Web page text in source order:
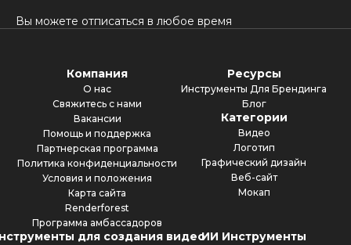
Вы можете отписаться в любое время
Компания
О нас
Свяжитесь с нами
Вакансии
Помощь и поддержка
Партнерская программа
Политика конфиденциальности
Условия и положения
Карта сайта
Renderforest
Программа амбассадоров
Ресурсы
Инструменты Для Брендинга
Блог
Категории
Видео
Логотип
Графический дизайн
Веб-сайт
Мокап
для создания видеоИИ Инструменты